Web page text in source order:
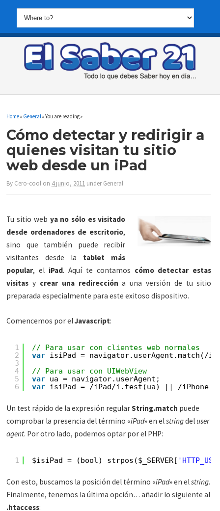
Home» General » You are reading »
Cómo detectar y redirigir a
quienes visitan tu sitio
web desde un iPad
By Cero-cool on 4 junio, 2011 underGeneral
Tu sitio web ya no sólo es visitado
desde ordenadores de escritorio,
sino que también puede recibir
visitantes desde la tablet más
popular, el iPad. Aquí te contamos cómo detectar estas
visitas y crear una redirección a una versión de tu sitio
preparada especialmente para este exitoso dispositivo.
Comencemos por elJavascript:
1
2
3
4
5
6
// Para usar con clientes web normales
var isiPad = navigator.userAgent.match(/
// Para usar con UIWebView
var ua = navigator.userAgent;
var isiPad = /iPad/i.test(ua) || /iPhone
Un test rápido de la expresión regularString.match puede
comprobar la presencia del término «iPad» en elstringdel user
agent. Por otro lado, podemos optar por el PHP:
1 $isiPad = (bool) strpos($_SERVER[
Con esto, buscamos la posición del término «iPad» en elstring.
Finalmente, tenemos la última opción… añadir lo siguiente al
.htaccess: